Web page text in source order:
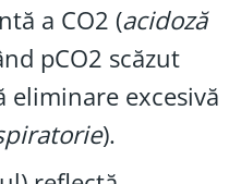
a CO2 (acidoză
pCO2 scăzut
eliminare excesivă
).